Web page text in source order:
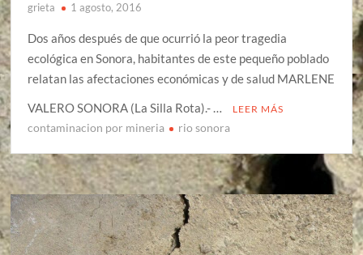
grieta 1 agosto, 2016
Dos años después de que ocurrió la peor tragedia
ecológica en Sonora, habitantes de este pequeño poblado
relatan las afectaciones económicas y de salud MARLENE
VALERO SONORA (La Silla Rota).- …
LEER MÁS
contaminacion por mineria rio sonora